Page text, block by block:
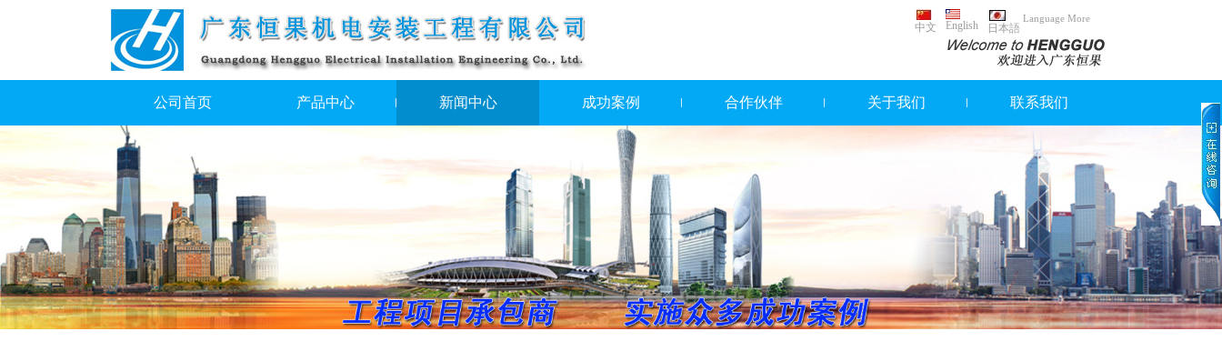
中文 English 日本語
Language More
公司首页 产品中心 新闻中心 成功案例 合作伙伴 关于我们 联系我们